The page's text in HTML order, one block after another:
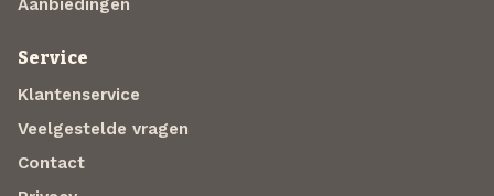
Service
Klantenservice
Veelgestelde vragen
Contact